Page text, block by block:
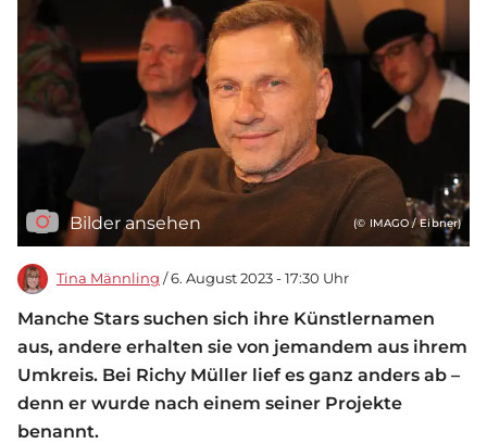
Bilder ansehen (© IMAGO / Eibner)
Tina Männling / 6. August 2023 - 17:30 Uhr
Manche Stars suchen sich ihre Künstlernamen
aus, andere erhalten sie von jemandem aus ihrem
Umkreis. Bei Richy Müller lief es ganz anders ab –
denn er wurde nach einem seiner Projekte
benannt.